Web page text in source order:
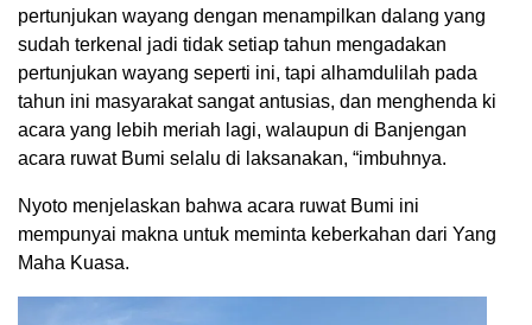
pertunjukan wayang dengan menampilkan dalang yang
sudah terkenal jadi tidak setiap tahun mengadakan
pertunjukan wayang seperti ini, tapi alhamdulilah pada
tahun ini masyarakat sangat antusias, dan menghenda ki
acara yang lebih meriah lagi, walaupun di Banjengan
acara ruwat Bumi selalu di laksanakan, “imbuhnya.
Nyoto menjelaskan bahwa acara ruwat Bumi ini
mempunyai makna untuk meminta keberkahan dari Yang
Maha Kuasa.